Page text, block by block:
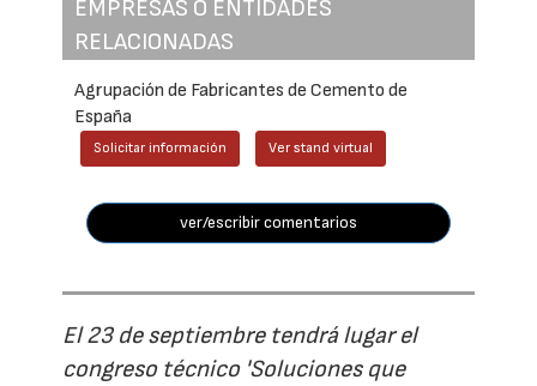
EMPRESAS O ENTIDADES
RELACIONADAS
Agrupación de Fabricantes de Cemento de
España
Solicitar información Ver stand virtual
ver/escribir comentarios
El 23 de septiembre tendrá lugar el
congreso técnico 'Soluciones que